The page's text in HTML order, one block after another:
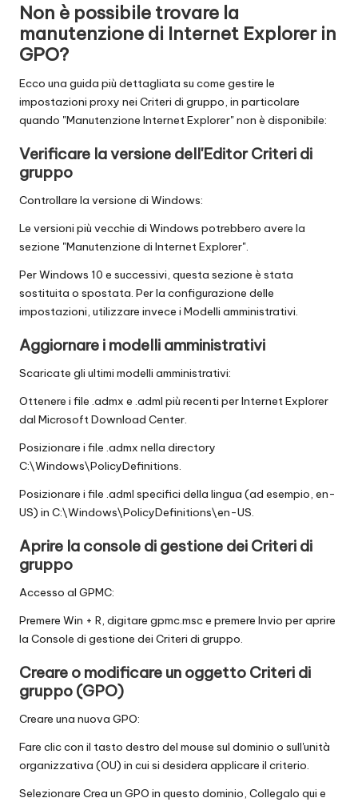
Non è possibile trovare la
manutenzione di Internet Explorer in
GPO?
Ecco una guida più dettagliata su come gestire le
impostazioni proxy nei Criteri di gruppo, in particolare
quando "Manutenzione Internet Explorer" non è disponibile:
Verificare la versione dell'Editor Criteri di
gruppo
Controllare la versione di Windows:
Le versioni più vecchie di Windows potrebbero avere la
sezione "Manutenzione di Internet Explorer".
Per Windows 10 e successivi, questa sezione è stata
sostituita o spostata. Per la configurazione delle
impostazioni, utilizzare invece i Modelli amministrativi.
Aggiornare i modelli amministrativi
Scaricate gli ultimi modelli amministrativi:
Ottenere i file .admx e .adml più recenti per Internet Explorer
dal Microsoft Download Center.
Posizionare i file .admx nella directory
C:\Windows\PolicyDefinitions.
Posizionare i file .adml specifici della lingua (ad esempio, en-
US) in C:\Windows\PolicyDefinitions\en-US.
Aprire la console di gestione dei Criteri di
gruppo
Accesso al GPMC:
Premere Win + R, digitare gpmc.msc e premere Invio per aprire
la Console di gestione dei Criteri di gruppo.
Creare o modificare un oggetto Criteri di
gruppo (GPO)
Creare una nuova GPO:
Fare clic con il tasto destro del mouse sul dominio o sull'unità
organizzativa (OU) in cui si desidera applicare il criterio.
Selezionare Crea un GPO in questo dominio, Collegalo qui e